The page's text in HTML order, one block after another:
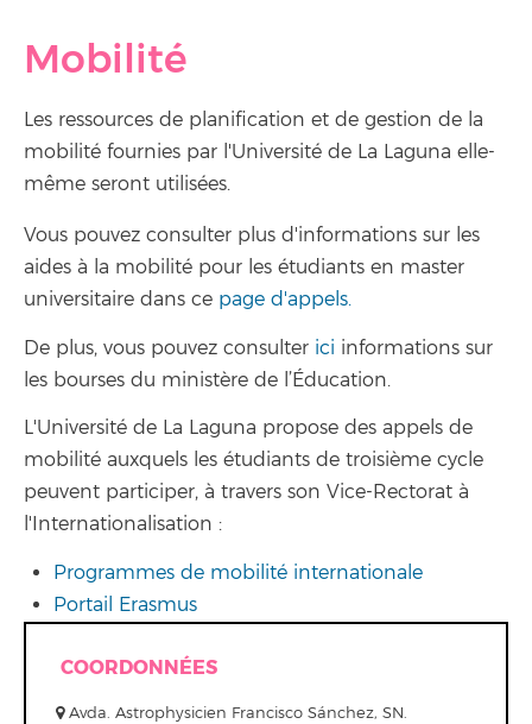
Mobilité
Les ressources de planification et de gestion de la
mobilité fournies par l'Université de La Laguna elle-
même seront utilisées.
Vous pouvez consulter plus d'informations sur les
aides à la mobilité pour les étudiants en master
universitaire dans ce page d'appels.
De plus, vous pouvez consulter ici informations sur
les bourses du ministère de l’Éducation.
L'Université de La Laguna propose des appels de
mobilité auxquels les étudiants de troisième cycle
peuvent participer, à travers son Vice-Rectorat à
l'Internationalisation :
Programmes de mobilité internationale
Portail Erasmus
COORDONNÉES
Avda. Astrophysicien Francisco Sánchez, SN.